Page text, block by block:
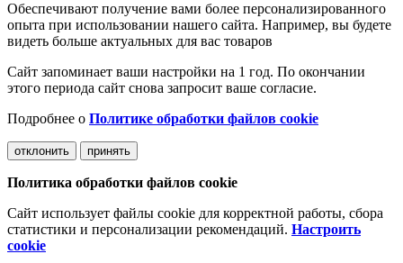
Обеспечивают получение вами более персонализированного
опыта при использовании нашего сайта. Например, вы будете
видеть больше актуальных для вас товаров
Сайт запоминает ваши настройки на 1 год. По окончании
этого периода сайт снова запросит ваше согласие.
Подробнее о Политике обработки файлов cookie
отклонить принять
Политика обработки файлов cookie
Сайт использует файлы cookie для корректной работы, сбора
статистики и персонализации рекомендаций. Настроить
cookie